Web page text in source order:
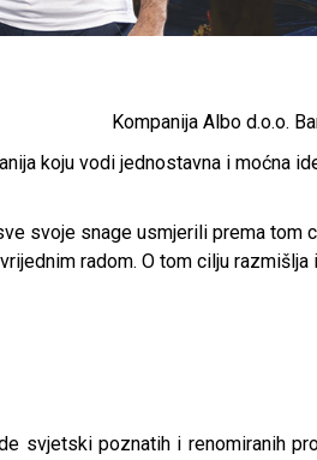
Kompanija Albo d.o.o.
koju vodi jednostavna i moćna
svoje snage usmjerili prema tom
radom. O tom cilju
svjetski poznatih i renomiranih